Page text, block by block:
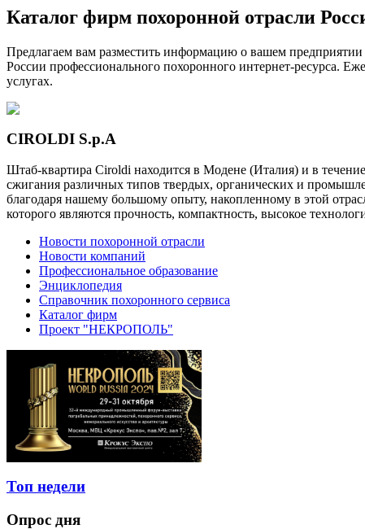
Каталог фирм похоронной отрасли
Предлагаем вам разместить информацию о вашем
России профессионального похоронного интернет-ресурса.
услугах.
CIROLDI S.p.A
Штаб-квартира Ciroldi находится в Модене (Италия) и в
сжигания различных типов твердых, органических и
благодаря нашему большому опыту, накопленному в этой
которого являются прочность, компактность, высокое
Новости похоронной отрасли
Новости компаний
Профессиональное образование
Энциклопедия
Справочник похоронного сервиса
Каталог фирм
Проект "НЕКРОПОЛЬ"
Топ недели
Опрос дня